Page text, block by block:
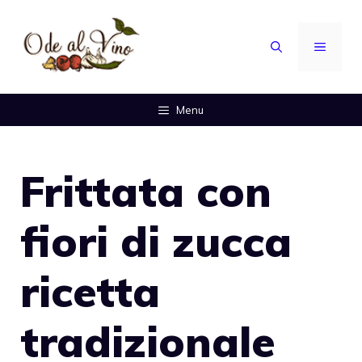
contenuto
MENU
Menu
Frittata con
fiori di zucca
ricetta
tradizionale